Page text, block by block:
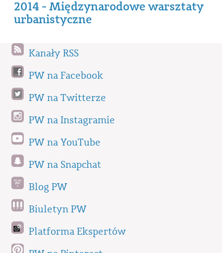
2014 - Międzynarodowe warsztaty
urbanistyczne
Kanały RSS
PW na Facebook
PW na Twitterze
PW na Instagramie
PW na YouTube
PW na Snapchat
Blog PW
Biuletyn PW
Platforma Ekspertów